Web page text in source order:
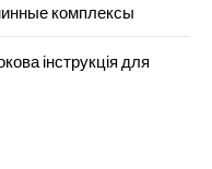
комплексы
інструкція для